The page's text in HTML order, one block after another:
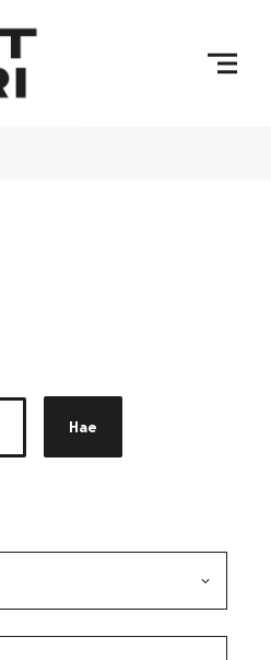
Hae